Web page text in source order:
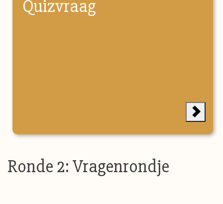
Quizvraag
Ronde 2: Vragenrondje